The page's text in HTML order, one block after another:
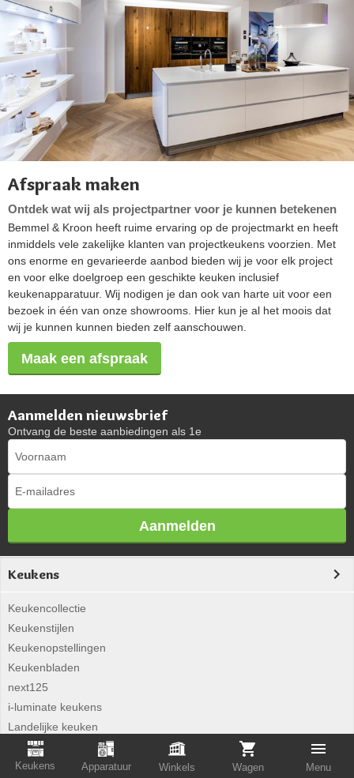
Keukens Apparatuur Winkels Wagen Menu
Afspraak maken
Ontdek wat wij als projectpartner voor je kunnen betekenen
Bemmel & Kroon heeft ruime ervaring op de projectmarkt en heeft
inmiddels vele zakelijke klanten van projectkeukens voorzien. Met
ons enorme en gevarieerde aanbod bieden wij je voor elk project
en voor elke doelgroep een geschikte keuken inclusief
keukenapparatuur. Wij nodigen je dan ook van harte uit voor een
bezoek in één van onze showrooms. Hier kun je al het moois dat
wij je kunnen kunnen bieden zelf aanschouwen.
Maak een afspraak
Aanmelden nieuwsbrief
Ontvang de beste aanbiedingen als 1e
Aanmelden
Keukens
Keukencollectie
Keukenstijlen
Keukenopstellingen
Keukenbladen
next125
i-luminate keukens
Landelijke keuken
Woonkeuken
Betonlook keuken